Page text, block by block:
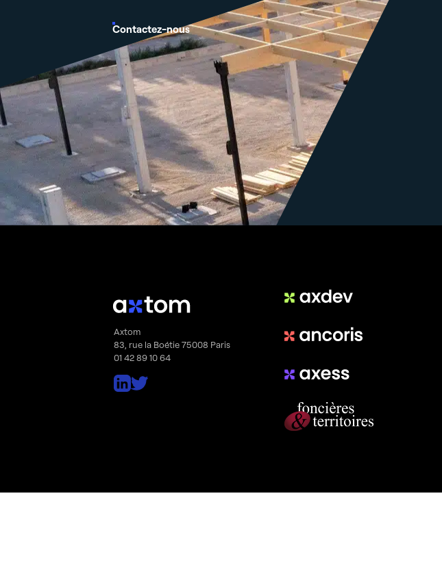
Contactez-nous
Axtom
83, rue la Boétie 75008 Paris
01 42 89 10 64